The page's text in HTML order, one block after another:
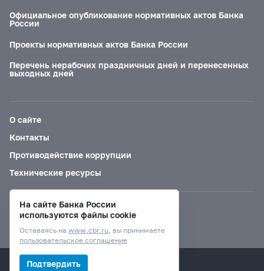
Официальное опубликование нормативных актов Банка
России
Проекты нормативных актов Банка России
Перечень нерабочих праздничных дней и перенесенных
выходных дней
О сайте
Контакты
Противодействие коррупции
Технические ресурсы
Версия для слабовидящих
© Банк России, 2000–2026.
На сайте Банка России
используются файлы cookie
Оставаясь на www.cbr.ru, вы принимаете
пользовательское соглашение
Подтвердить